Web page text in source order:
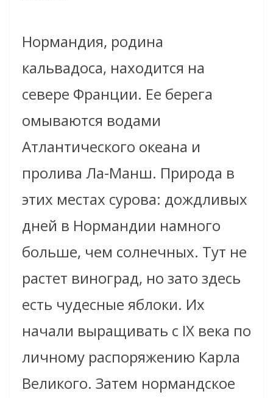
Нормандия, родина
кальвадоса, находится на
севере Франции. Ее берега
омываются водами
Атлантического океана и
пролива Ла-Манш. Природа в
этих местах сурова: дождливых
дней в Нормандии намного
больше, чем солнечных. Тут не
растет виноград, но зато здесь
есть чудесные яблоки. Их
начали выращивать с IX века по
личному распоряжению Карла
Великого. Затем нормандское